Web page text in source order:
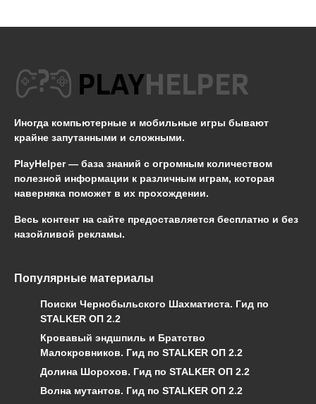
Иногда компьютерные и мобильные игры бывают
крайне запутанными и сложными.
PlayHelper — база знаний с огромным количеством
полезной информации к различным играм, которая
наверняка поможет в их прохождении.
Весь контент на сайте предоставляется бесплатно и без
назойливой рекламы.
Популярные материалы
Поиски Чернобыльского Шахматиста. Гид по
STALKER ОП 2.2
Кровавый эндшпиль и Братство
Малокровников. Гид по STALKER ОП 2.2
Долина Шорохов. Гид по STALKER ОП 2.2
Волна мутантов. Гид по STALKER ОП 2.2